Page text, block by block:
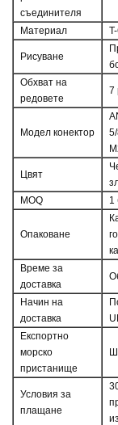
съединителя
Материал
Рисуване
Обхват на
редовете
7
Модел конектор
Цвят
MOQ
1
Опаковане
Време за
доставка
Начин на
доставка
Експортно
морско
пристанище
Условия за
плащане